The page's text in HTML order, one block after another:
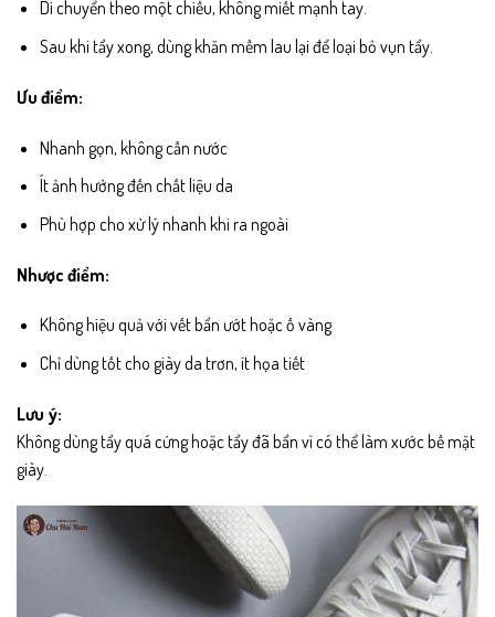
Di chuyển theo một chiều, không miết mạnh tay.
Sau khi tẩy xong, dùng khăn mềm lau lại để loại bỏ vụn tẩy.
Ưu điểm:
Nhanh gọn, không cần nước
Ít ảnh hưởng đến chất liệu da
Phù hợp cho xử lý nhanh khi ra ngoài
Nhược điểm:
Không hiệu quả với vết bẩn ướt hoặc ố vàng
Chỉ dùng tốt cho giày da trơn, ít họa tiết
Lưu ý:
Không dùng tẩy quá cứng hoặc tẩy đã bẩn vì có thể làm xước bề mặt
giày.